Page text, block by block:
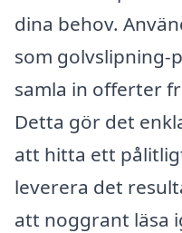
dina behov.
som golvslipning-
samla in offerter
Detta gör det
att hitta ett
leverera det
att noggrant läsa